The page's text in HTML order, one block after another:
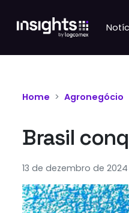
Home Agronegócio
Brasil
13 de dezembro de 2024